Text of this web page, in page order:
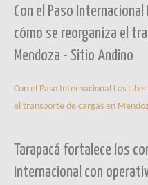
Con el Paso
cómo se reorganiza el
Mendoza - Sitio Andino
Con el Paso Internacional Los
el transporte de cargas en
Tarapacá fortalece los
internacional con